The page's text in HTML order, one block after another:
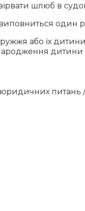
шлюб в
один
або їх
дитини
юридичних питань